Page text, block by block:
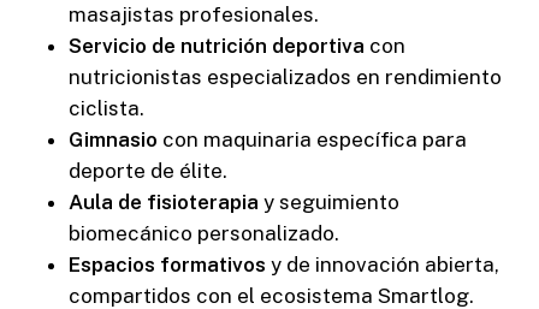
masajistas profesionales.
Servicio de nutrición deportiva con
nutricionistas especializados en rendimiento
ciclista.
Gimnasio con maquinaria específica para
deporte de élite.
Aula de fisioterapia y seguimiento
biomecánico personalizado.
Espacios formativos y de innovación abierta,
compartidos con el ecosistema Smartlog.